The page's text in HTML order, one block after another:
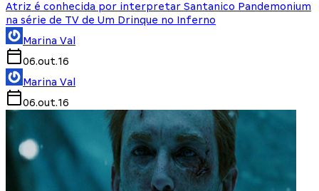
Atriz é conhecida por interpretar Santanico Pandemonium
na série de TV de Um Drinque no Inferno
Marina Val
06.out.16
Marina Val
06.out.16